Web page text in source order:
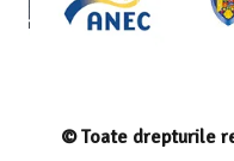
© Toate drepturile